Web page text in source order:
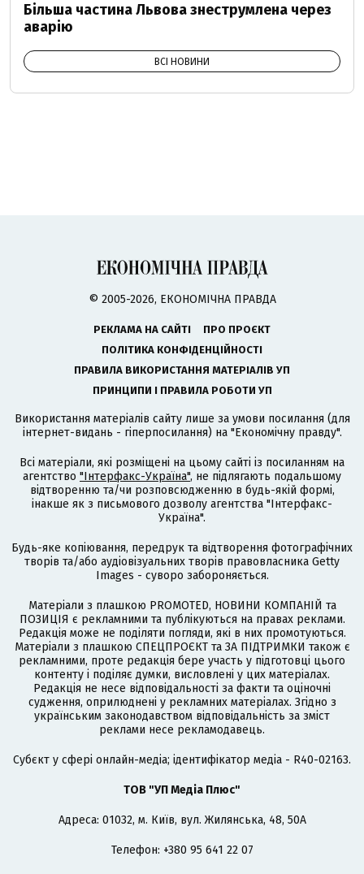
Більша частина Львова знеструмлена через
аварію
ВСІ НОВИНИ
© 2005-2026, ЕКОНОМІЧНА ПРАВДА
РЕКЛАМА НА САЙТІ
ПРО ПРОЄКТ
ПОЛІТИКА КОНФІДЕНЦІЙНОСТІ
ПРАВИЛА ВИКОРИСТАННЯ МАТЕРІАЛІВ УП
ПРИНЦИПИ І ПРАВИЛА РОБОТИ УП
Використання матеріалів сайту лише за умови посилання (для
інтернет-видань - гіперпосилання) на "Економічну правду".
Всі матеріали, які розміщені на цьому сайті із посиланням на
агентство "Інтерфакс-Україна", не підлягають подальшому
відтворенню та/чи розповсюдженню в будь-якій формі,
інакше як з письмового дозволу агентства "Інтерфакс-
Україна".
Будь-яке копіювання, передрук та відтворення фотографічних
творів та/або аудіовізуальних творів правовласника Getty
Images - суворо забороняється.
Матеріали з плашкою PROMOTED, НОВИНИ КОМПАНІЙ та
ПОЗИЦІЯ є рекламними та публікуються на правах реклами.
Редакція може не поділяти погляди, які в них промотуються.
Матеріали з плашкою СПЕЦПРОЄКТ та ЗА ПІДТРИМКИ також є
рекламними, проте редакція бере участь у підготовці цього
контенту і поділяє думки, висловлені у цих матеріалах.
Редакція не несе відповідальності за факти та оціночні
судження, оприлюднені у рекламних матеріалах. Згідно з
українським законодавством відповідальність за зміст
реклами несе рекламодавець.
Cубєкт у сфері онлайн-медіа; ідентифікатор медіа - R40-02163.
ТОВ "УП Медіа Плюс"
Адреса: 01032, м. Київ, вул. Жилянська, 48, 50А
Телефон: +380 95 641 22 07